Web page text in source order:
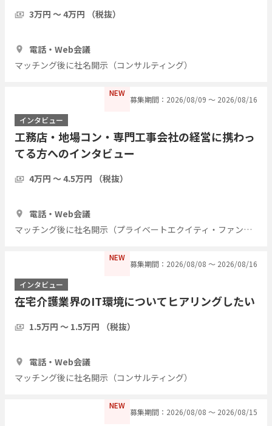
3万円 〜 4万円 （税抜）
電話・Web会議
マッチング後に社名開示（コンサルティング）
NEW
募集期間：2026/08/09 〜 2026/08/16
インタビュー
工務店・地場コン・専門工事会社の経営に携わっ
てる方へのインタビュー
4万円 〜 4.5万円 （税抜）
電話・Web会議
マッチング後に社名開示（プライベートエクイティ・ファンド）
NEW
募集期間：2026/08/08 〜 2026/08/16
インタビュー
在宅介護業界のIT環境についてヒアリングしたい
1.5万円 〜 1.5万円 （税抜）
電話・Web会議
マッチング後に社名開示（コンサルティング）
NEW
募集期間：2026/08/08 〜 2026/08/15